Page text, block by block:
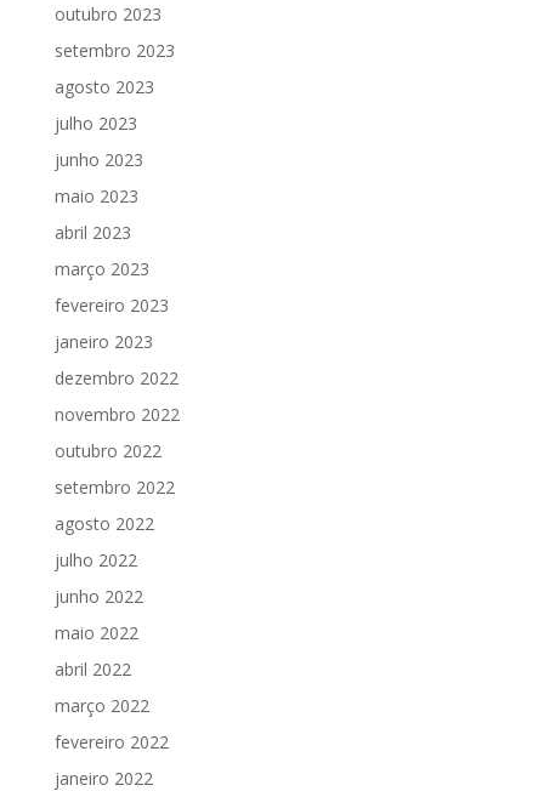
outubro 2023
setembro 2023
agosto 2023
julho 2023
junho 2023
maio 2023
abril 2023
março 2023
fevereiro 2023
janeiro 2023
dezembro 2022
novembro 2022
outubro 2022
setembro 2022
agosto 2022
julho 2022
junho 2022
maio 2022
abril 2022
março 2022
fevereiro 2022
janeiro 2022